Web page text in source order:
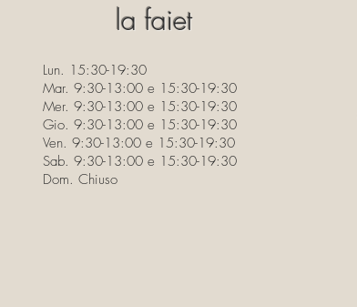
la faiet
Lun. 15:30-19:30
Mar. 9:30-13:00 e 15:30-19:30
Mer. 9:30-13:00 e 15:30-19:30
Gio. 9:30-13:00 e 15:30-19:30
Ven. 9:30-13:00 e 15:30-19:30
Sab. 9:30-13:00 e 15:30-19:30
Dom. Chiuso